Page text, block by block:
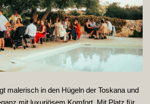
malerisch in den Hügeln der Toskana und
mit luxuriösem Komfort. Mit Platz für